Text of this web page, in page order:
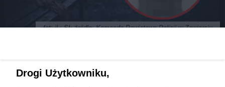
fot: il.: SI; źródło: Komenda Powiatowa Policji w Zawierciu
seniorka wyszła z domu i od tamtej pory nie dała
Drogi Użytkowniku,